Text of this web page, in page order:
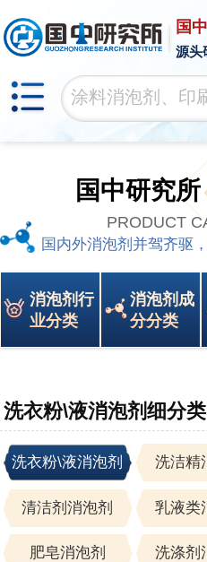
国
源头
国中研究
PRODUCT
国内外消泡剂并驾齐驱
消泡剂行
业分类
消泡剂成
分分类
洗衣粉\液消泡剂细分类
洗衣粉\液消泡剂 洗洁精
清洁剂消泡剂 乳液类
肥皂消泡剂 洗涤剂